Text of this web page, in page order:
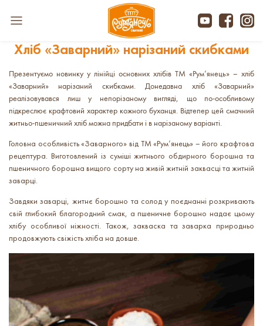
Хліб «Заварний» нарізаний скибками
Презентуємо новинку у лінійці основних хлібів ТМ «Рум’янець» – хліб
«Заварний» нарізаний скибками. Донедавна хліб «Заварний»
реалізовувався лиш у непорізаному вигляді, що по-особливому
підкреслює крафтовий характер кожного буханця. Відтепер цей смачний
житньо-пшеничний хліб можна придбати і в нарізаному варіанті.
Головна особливість «Заварного» від ТМ «Рум’янець» – його крафтова
рецептура. Виготовлений із суміші житнього обдирного борошна та
пшеничного борошна вищого сорту на живій житній заквасці та житній
заварці.
Завдяки заварці, житнє борошно та солод у поєднанні розкривають
свій глибокий благородний смак, а пшеничне борошно надає цьому
хлібу особливої ніжності. Також, закваска та заварка природньо
продовжують свіжість хліба на довше.